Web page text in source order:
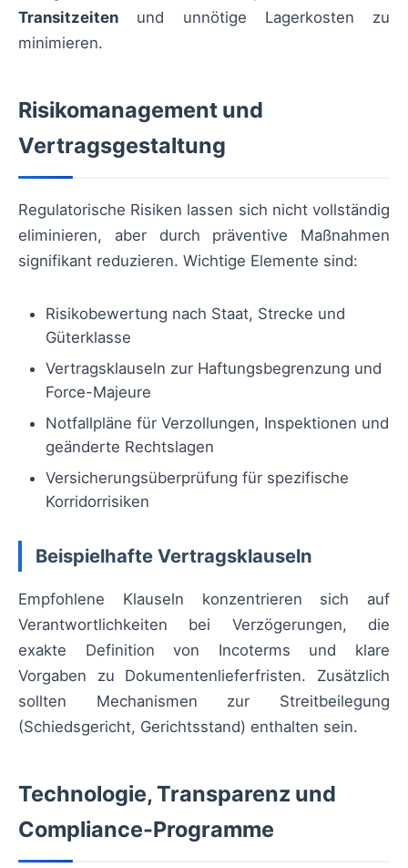
Transitzeiten und unnötige Lagerkosten zu
minimieren.
Risikomanagement und
Vertragsgestaltung
Regulatorische Risiken lassen sich nicht vollständig
eliminieren, aber durch präventive Maßnahmen
signifikant reduzieren. Wichtige Elemente sind:
Risikobewertung nach Staat, Strecke und
Güterklasse
Vertragsklauseln zur Haftungsbegrenzung und
Force-Majeure
Notfallpläne für Verzollungen, Inspektionen und
geänderte Rechtslagen
Versicherungsüberprüfung für spezifische
Korridorrisiken
Beispielhafte Vertragsklauseln
Empfohlene Klauseln konzentrieren sich auf
Verantwortlichkeiten bei Verzögerungen, die
exakte Definition von Incoterms und klare
Vorgaben zu Dokumentenlieferfristen. Zusätzlich
sollten Mechanismen zur Streitbeilegung
(Schiedsgericht, Gerichtsstand) enthalten sein.
Technologie, Transparenz und
Compliance-Programme